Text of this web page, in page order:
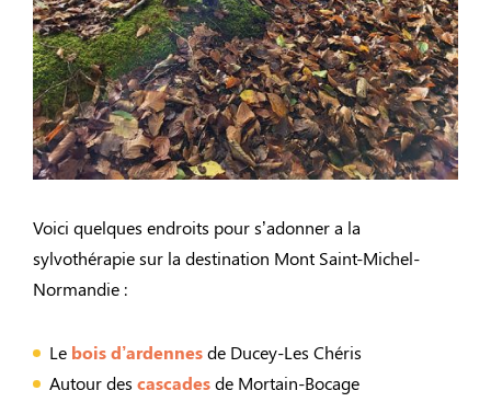
Voici quelques endroits pour s’adonner a la
sylvothérapie sur la destination Mont Saint-Michel-
Normandie :
Le bois d’ardennesde Ducey-Les Chéris
Autour des cascadesde Mortain-Bocage